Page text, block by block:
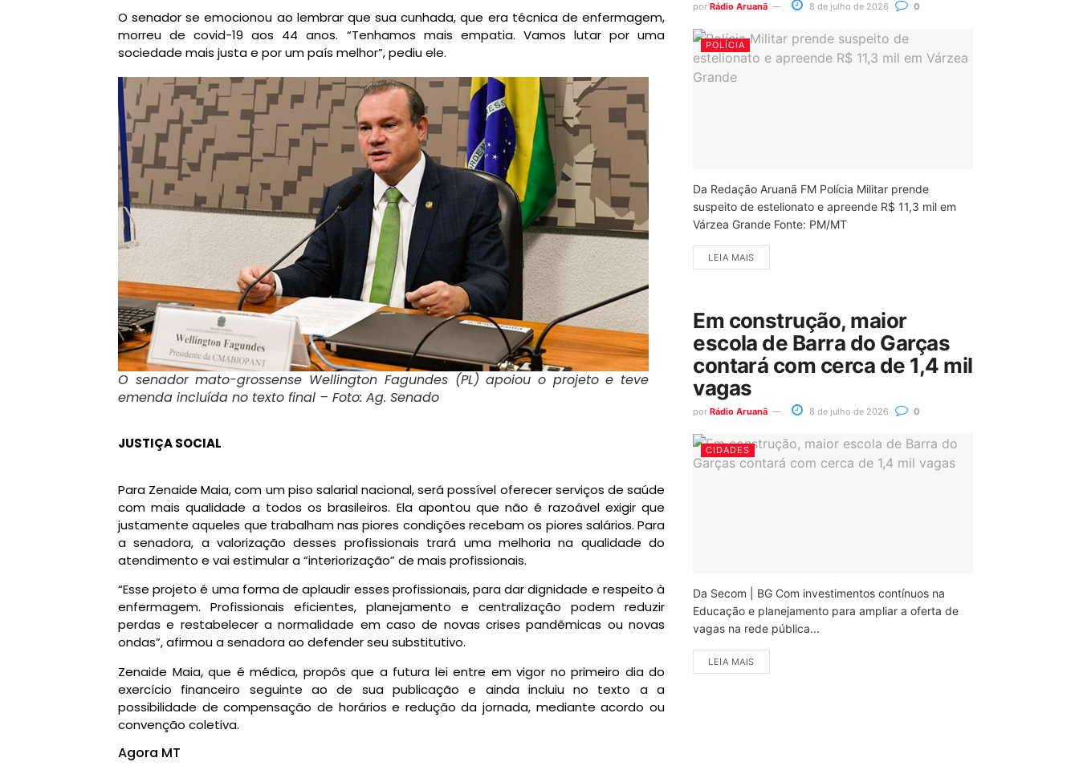
O senador se emocionou ao lembrar que sua cunhada, que era técnica de enfermagem,
morreu de covid-19 aos 44 anos. “Tenhamos mais empatia. Vamos lutar por uma
sociedade mais justa e por um país melhor”, pediu ele.
O senador mato-grossense Wellington Fagundes (PL) apoiou o projeto e teve
emenda incluída no texto final – Foto: Ag. Senado
JUSTIÇA SOCIAL
Para Zenaide Maia, com um piso salarial nacional, será possível oferecer serviços de saúde
com mais qualidade a todos os brasileiros. Ela apontou que não é razoável exigir que
justamente aqueles que trabalham nas piores condições recebam os piores salários. Para
a senadora, a valorização desses profissionais trará uma melhoria na qualidade do
atendimento e vai estimular a “interiorização” de mais profissionais.
“Esse projeto é uma forma de aplaudir esses profissionais, para dar dignidade e respeito à
enfermagem. Profissionais eficientes, planejamento e centralização podem reduzir
perdas e restabelecer a normalidade em caso de novas crises pandêmicas ou novas
ondas”, afirmou a senadora ao defender seu substitutivo.
Zenaide Maia, que é médica, propôs que a futura lei entre em vigor no primeiro dia do
exercício financeiro seguinte ao de sua publicação e ainda incluiu no texto a a
possibilidade de compensação de horários e redução da jornada, mediante acordo ou
convenção coletiva.
Agora MT
por Rádio Aruanã 8 de julho de 2026 0
POLÍCIA
Da Redação Aruanã FM Polícia Militar prende
suspeito de estelionato e apreende R$ 11,3 mil em
Várzea Grande Fonte: PM/MT
LEIA MAIS
Em construção, maior
escola de Barra do Garças
contará com cerca de 1,4 mil
vagas
por Rádio Aruanã 8 de julho de 2026 0
CIDADES
Da Secom | BG Com investimentos contínuos na
Educação e planejamento para ampliar a oferta de
vagas na rede pública...
LEIA MAIS